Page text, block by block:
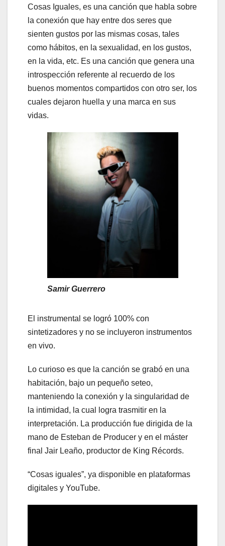
Cosas Iguales, es una canción que habla sobre
la conexión que hay entre dos seres que
sienten gustos por las mismas cosas, tales
como hábitos, en la sexualidad, en los gustos,
en la vida, etc. Es una canción que genera una
introspección referente al recuerdo de los
buenos momentos compartidos con otro ser, los
cuales dejaron huella y una marca en sus
vidas.
Samir Guerrero
El instrumental se logró 100% con
sintetizadores y no se incluyeron instrumentos
en vivo.
Lo curioso es que la canción se grabó en una
habitación, bajo un pequeño seteo,
manteniendo la conexión y la singularidad de
la intimidad, la cual logra trasmitir en la
interpretación. La producción fue dirigida de la
mano de Esteban de Producer y en el máster
final Jair Leaño, productor de King Récords.
“Cosas iguales”, ya disponible en plataformas
digitales y YouTube.